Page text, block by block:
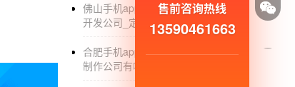
佛山手机app开发公司_佛山app外包
开发公司_定制_排名
合肥手机app开发公司_合肥app开发
制作公司有哪些_定制费用
售前咨询热线
13590461663